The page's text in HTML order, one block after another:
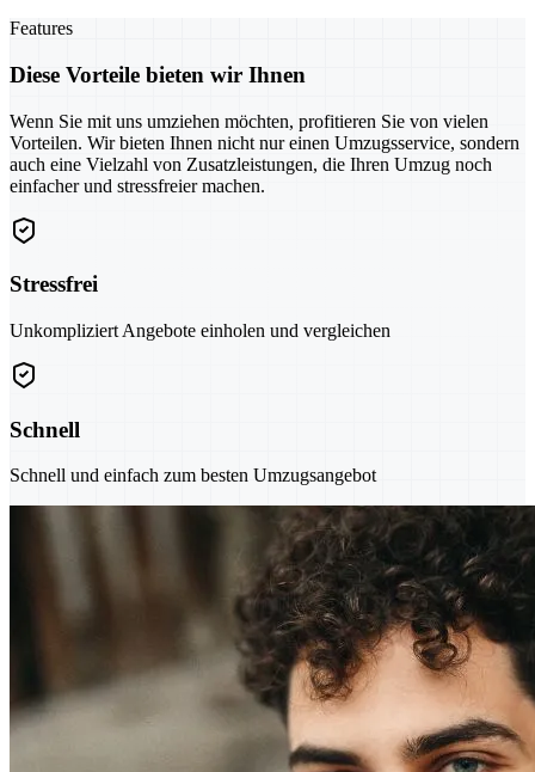
Features
Diese Vorteile bieten wir Ihnen
Wenn Sie mit uns umziehen möchten, profitieren Sie von vielen
Vorteilen. Wir bieten Ihnen nicht nur einen Umzugsservice, sondern
auch eine Vielzahl von Zusatzleistungen, die Ihren Umzug noch
einfacher und stressfreier machen.
Stressfrei
Unkompliziert Angebote einholen und vergleichen
Schnell
Schnell und einfach zum besten Umzugsangebot